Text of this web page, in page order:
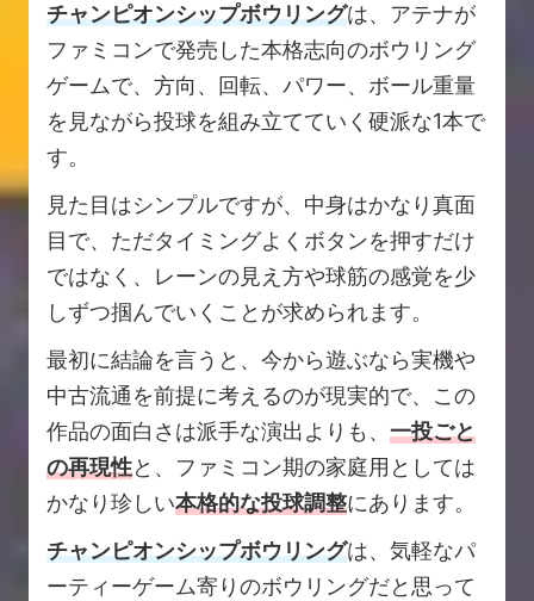
チャンピオンシップボウリングは、アテナが
ファミコンで発売した本格志向のボウリング
ゲームで、方向、回転、パワー、ボール重量
を見ながら投球を組み立てていく硬派な1本で
す。
見た目はシンプルですが、中身はかなり真面
目で、ただタイミングよくボタンを押すだけ
ではなく、レーンの見え方や球筋の感覚を少
しずつ掴んでいくことが求められます。
最初に結論を言うと、今から遊ぶなら実機や
中古流通を前提に考えるのが現実的で、この
作品の面白さは派手な演出よりも、 一投ごと
の再現性と、ファミコン期の家庭用としては
かなり珍しい本格的な投球調整にあります。
チャンピオンシップボウリングは、気軽なパ
ーティーゲーム寄りのボウリングだと思って